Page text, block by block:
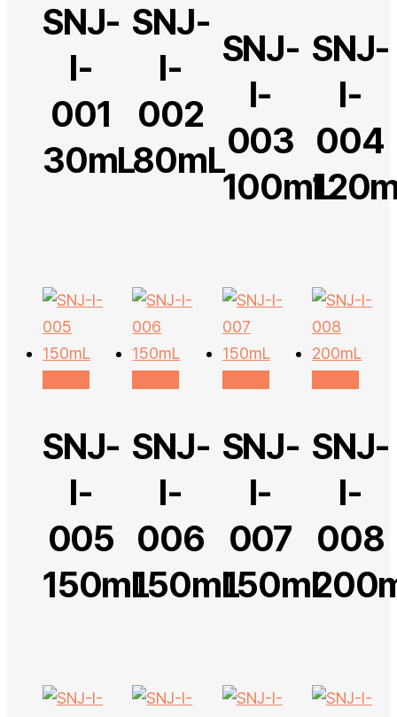
SNJ-
I-
001
30mL
SNJ-
I-
002
80mL
SNJ-
I-
003
100mL
SNJ-
I-
004
SNJ-
I-
005
150mL
SNJ-
I-
006
150mL
SNJ-
I-
007
150mL
SNJ-
I-
008